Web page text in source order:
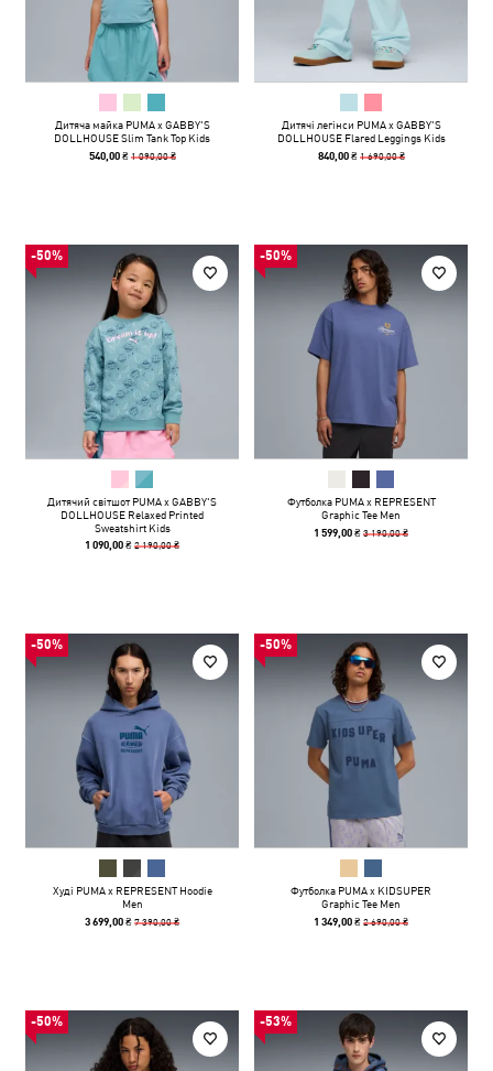
Дитяча майка PUMA x GABBY'S
DOLLHOUSE Slim Tank Top Kids
540,00 ₴ 1 090,00 ₴
Дитячі легінси PUMA x GABBY'S
DOLLHOUSE Flared Leggings Kids
840,00 ₴ 1 690,00 ₴
-50%
Дитячий світшот PUMA x GABBY'S
DOLLHOUSE Relaxed Printed
Sweatshirt Kids
1 090,00 ₴2 190,00 ₴
-50%
Футболка PUMA x REPRESENT
Graphic Tee Men
1 599,00 ₴3 190,00 ₴
-50%
Худі PUMA x REPRESENT Hoodie
Men
3 699,00 ₴7 390,00 ₴
-50%
Футболка PUMA x KIDSUPER
Graphic Tee Men
1 349,00 ₴2 690,00 ₴
-50% -53%